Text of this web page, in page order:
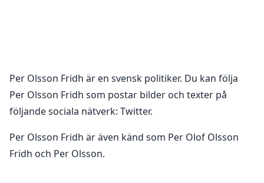
Per Olsson Fridh är en svensk politiker. Du kan följa
Per Olsson Fridh som postar bilder och texter på
följande sociala nätverk: Twitter.
Per Olsson Fridh är även känd som Per Olof Olsson
Fridh och Per Olsson.